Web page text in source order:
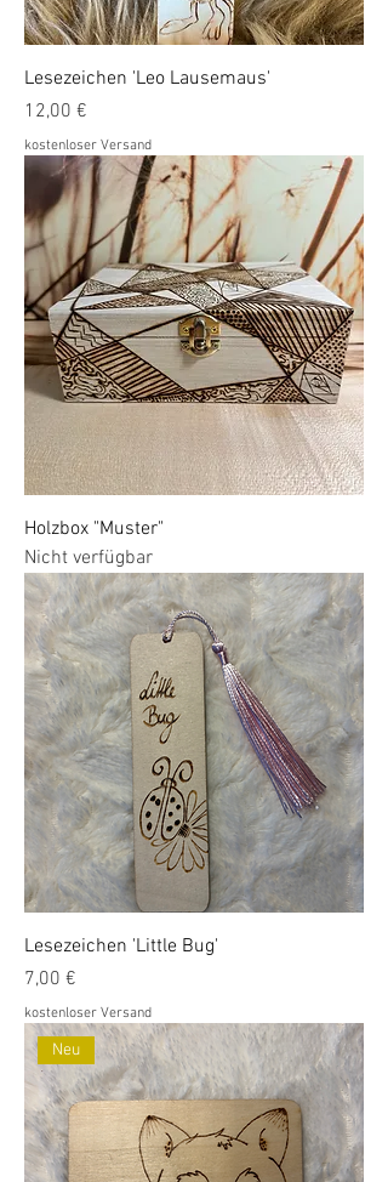
Lesezeichen 'Leo Lausemaus'
Preis
12,00 €
kostenloser Versand
Holzbox "Muster"
Nicht verfügbar
Lesezeichen 'Little Bug'
Preis
7,00 €
kostenloser Versand
Neu